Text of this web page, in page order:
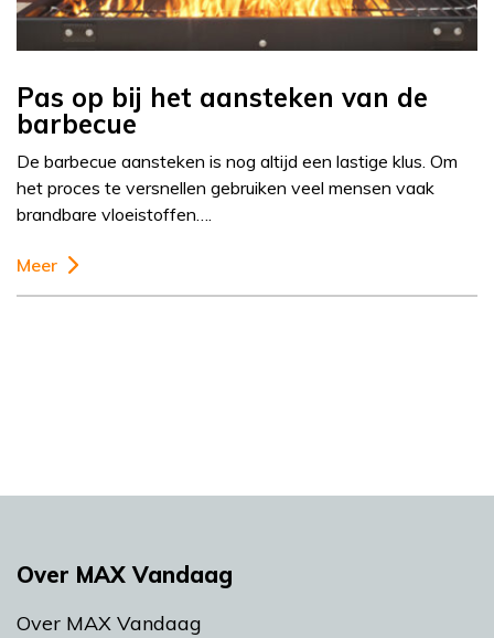
Pas op bij het aansteken van de
barbecue
De barbecue aansteken is nog altijd een lastige klus. Om
het proces te versnellen gebruiken veel mensen vaak
brandbare vloeistoffen….
Meer
Over MAX Vandaag
Over MAX Vandaag